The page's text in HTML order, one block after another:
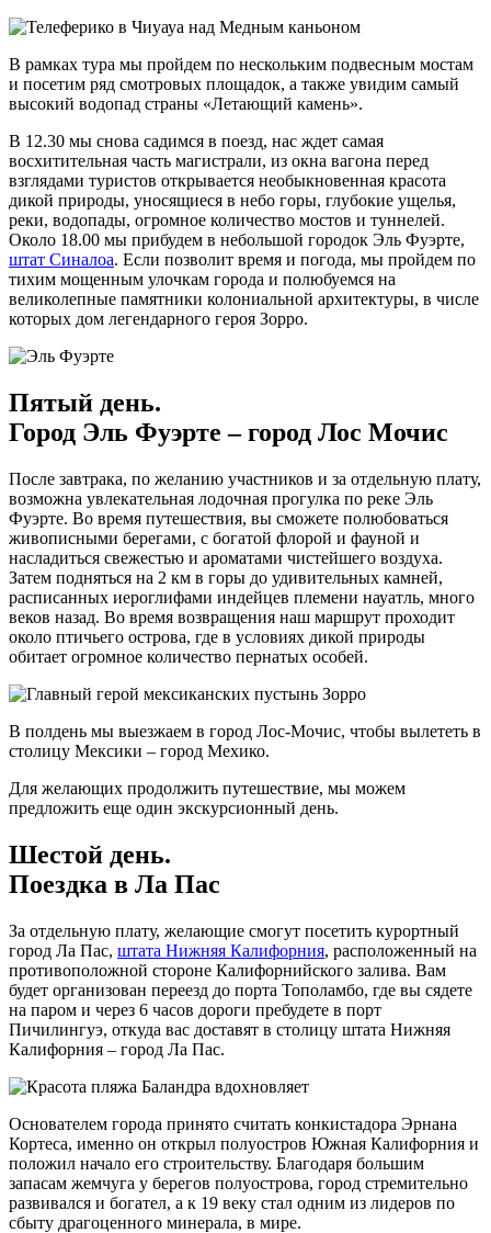
В рамках тура мы пройдем по нескольким подвесным мостам
и посетим ряд смотровых площадок, а также увидим самый
высокий водопад страны «Летающий камень».
В 12.30 мы снова садимся в поезд, нас ждет самая
восхитительная часть магистрали, из окна вагона перед
взглядами туристов открывается необыкновенная красота
дикой природы, уносящиеся в небо горы, глубокие ущелья,
реки, водопады, огромное количество мостов и туннелей.
Около 18.00 мы прибудем в небольшой городок Эль Фуэрте,
штат Синалоа. Если позволит время и погода, мы пройдем по
тихим мощенным улочкам города и полюбуемся на
великолепные памятники колониальной архитектуры, в числе
которых дом легендарного героя Зорро.
Пятый день.
Город Эль Фуэрте – город Лос Мочис
После завтрака, по желанию участников и за отдельную плату,
возможна увлекательная лодочная прогулка по реке Эль
Фуэрте. Во время путешествия, вы сможете полюбоваться
живописными берегами, с богатой флорой и фауной и
насладиться свежестью и ароматами чистейшего воздуха.
Затем подняться на 2 км в горы до удивительных камней,
расписанных иероглифами индейцев племени науатль, много
веков назад. Во время возвращения наш маршрут проходит
около птичьего острова, где в условиях дикой природы
обитает огромное количество пернатых особей.
В полдень мы выезжаем в город Лос-Мочис, чтобы вылететь в
столицу Мексики – город Мехико.
Для желающих продолжить путешествие, мы можем
предложить еще один экскурсионный день.
Шестой день.
Поездка в Ла Пас
За отдельную плату, желающие смогут посетить курортный
город Ла Пас, штата Нижняя Калифорния, расположенный на
противоположной стороне Калифорнийского залива. Вам
будет организован переезд до порта Тополамбо, где вы сядете
на паром и через 6 часов дороги пребудете в порт
Пичилингуэ, откуда вас доставят в столицу штата Нижняя
Калифорния – город Ла Пас.
Основателем города принято считать конкистадора Эрнана
Кортеса, именно он открыл полуостров Южная Калифорния и
положил начало его строительству. Благодаря большим
запасам жемчуга у берегов полуострова, город стремительно
развивался и богател, а к 19 веку стал одним из лидеров по
сбыту драгоценного минерала, в мире.